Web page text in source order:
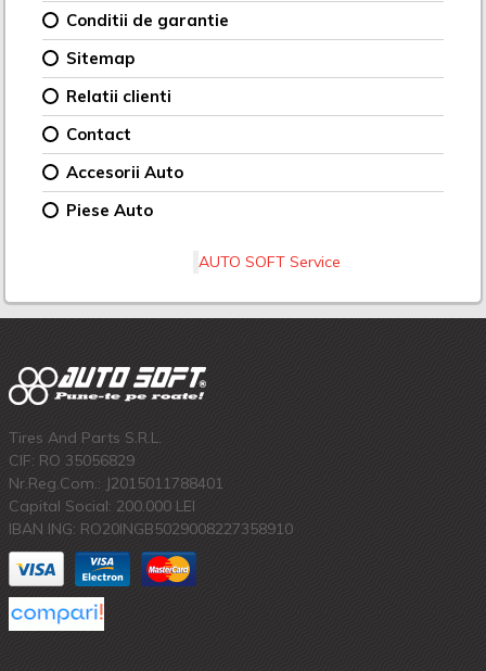
Conditii de garantie
Sitemap
Relatii clienti
Contact
Accesorii Auto
Piese Auto
AUTO SOFT Service
Tires And Parts S.R.L.
CIF: RO 35056829
Nr.Reg.Com.: J2015011788401
Capital Social: 200.000 LEI
IBAN ING: RO20INGB5029008227358910